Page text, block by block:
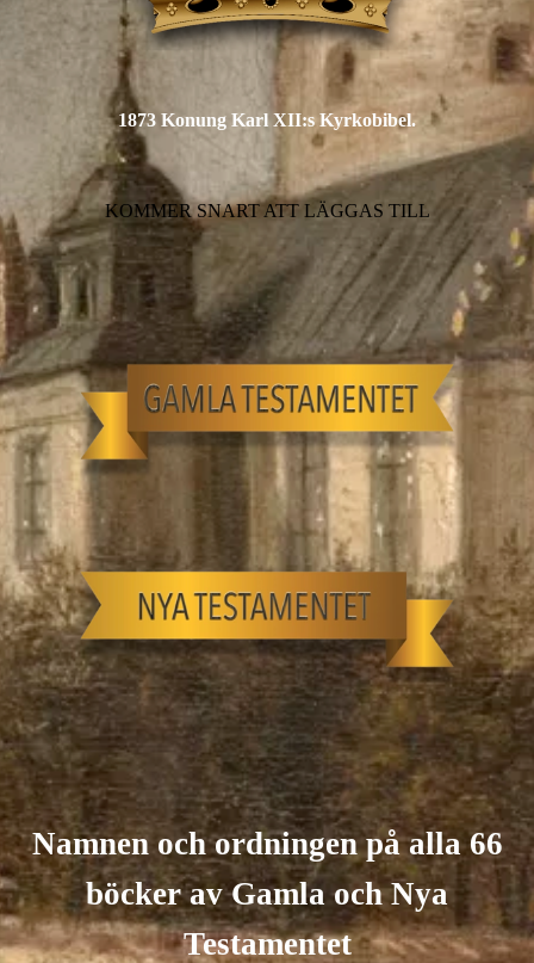
1873 Konung Karl XII:s Kyrkobibel.
KOMMER SNART ATT LÄGGAS TILL
Namnen och ordningen på alla 66
böcker av Gamla och Nya
Testamentet